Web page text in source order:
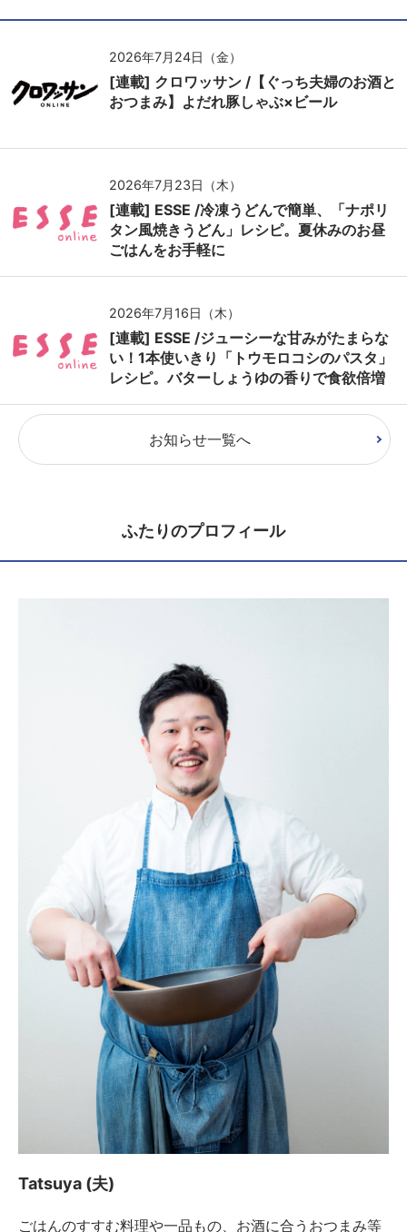
2026年7月24日（金）
[連載] クロワッサン /【ぐっち夫婦のお酒と
おつまみ】よだれ豚しゃぶ×ビール
2026年7月23日（木）
[連載] ESSE /冷凍うどんで簡単、「ナポリ
タン風焼きうどん」レシピ。夏休みのお昼
ごはんをお手軽に
2026年7月16日（木）
[連載] ESSE /ジューシーな甘みがたまらな
い！1本使いきり「トウモロコシのパスタ」
レシピ。バターしょうゆの香りで食欲倍増
お知らせ一覧へ
ふたりのプロフィール
Tatsuya (夫)
ごはんのすすむ料理や一品もの、お酒に合うおつまみ等